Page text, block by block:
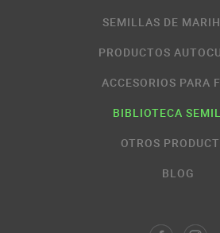
SEMILLAS DE
PRODUCTOS
ACCESORIOS PARA
BIBLIOTECA
OTROS
BLOG